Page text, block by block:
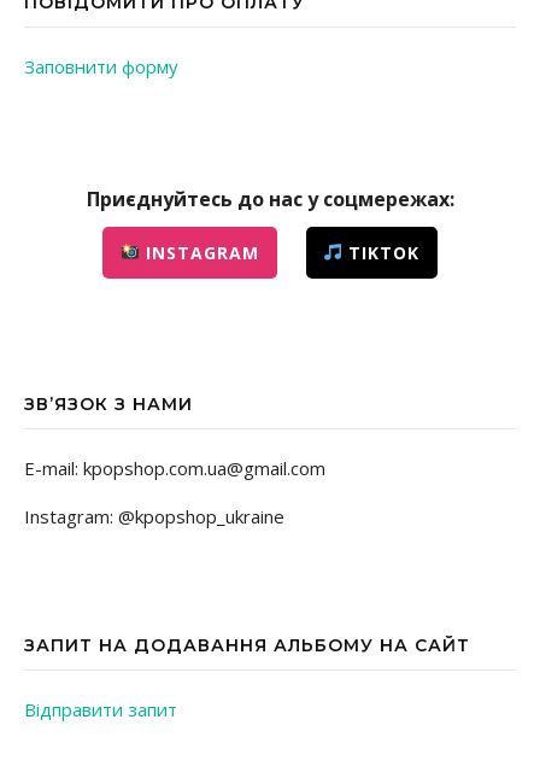
Заповнити форму
Приєднуйтесь до нас у соцмережах:
INSTAGRAM TIKTOK
ЗВ’ЯЗОК З НАМИ
E-mail: kpopshop.com.ua@gmail.com
Instagram: @kpopshop_ukraine
ЗАПИТ НА ДОДАВАННЯ АЛЬБОМУ НА САЙТ
Відправити запит